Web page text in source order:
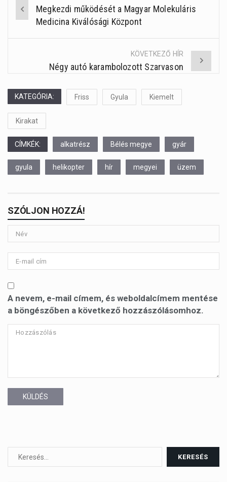
Post
navigation
Megkezdi működését a Magyar Molekuláris
Medicina Kiválósági Központ
KÖVETKEZŐ HÍR
Négy autó karambolozott Szarvason
KATEGÓRIA: Friss Gyula Kiemelt
Kirakat
CÍMKÉK: alkatrész Bélés megye gyár
gyula helikopter hír megyei üzem
SZÓLJON HOZZÁ!
A nevem, e-mail címem, és weboldalcímem mentése
a böngészőben a következő hozzászólásomhoz.
KÜLDÉS